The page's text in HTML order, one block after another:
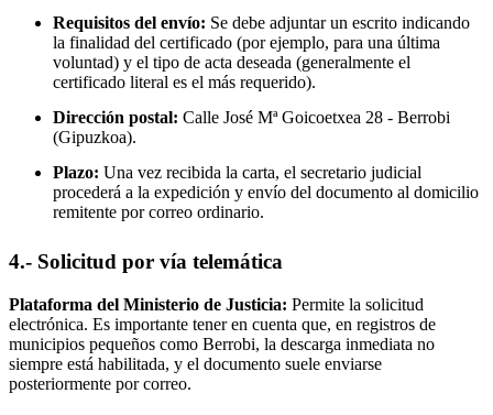
Requisitos del envío: Se debe adjuntar un escrito indicando
la finalidad del certificado (por ejemplo, para una última
voluntad) y el tipo de acta deseada (generalmente el
certificado literal es el más requerido).
Dirección postal: Calle José Mª Goicoetxea 28 - Berrobi
(Gipuzkoa).
Plazo: Una vez recibida la carta, el secretario judicial
procederá a la expedición y envío del documento al domicilio
remitente por correo ordinario.
4.- Solicitud por vía telemática
Plataforma del Ministerio de Justicia: Permite la solicitud
electrónica. Es importante tener en cuenta que, en registros de
municipios pequeños como Berrobi, la descarga inmediata no
siempre está habilitada, y el documento suele enviarse
posteriormente por correo.